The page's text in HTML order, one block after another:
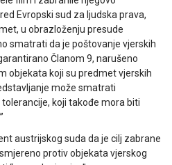
Evropski sud za ljudska prava,
u obrazloženju presude
smatrati da je poštovanje vjerskih
Članom 9, narušeno
objekata koji su predmet vjerskih
može smatrati
koji takođe mora biti
austrijskog suda da je cilj zabrane
protiv objekata vjerskog